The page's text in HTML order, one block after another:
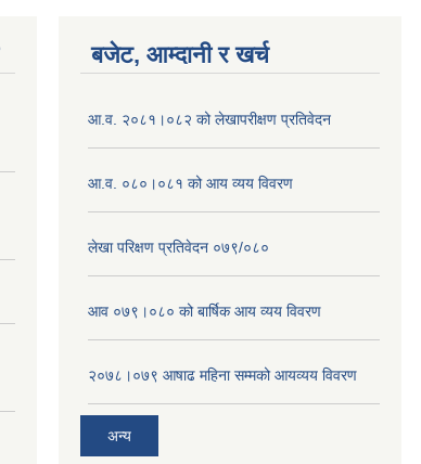
बजेट, आम्दानी र खर्च
आ.व. २०८१।०८२ को लेखापरीक्षण प्रतिवेदन
आ.व. ०८०।०८१ को आय व्यय विवरण
लेखा परिक्षण प्रतिवेदन ०७९/०८०
आव ०७९।०८० को बार्षिक आय व्यय विवरण
२०७८।०७९ आषाढ महिना सम्मको आयव्यय विवरण
अन्य